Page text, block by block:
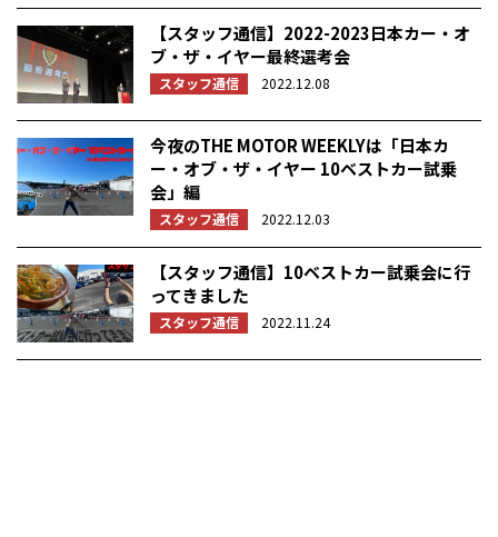
【スタッフ通信】2022-2023日本カー・オ
ブ・ザ・イヤー最終選考会
スタッフ通信 2022.12.08
今夜のTHE MOTOR WEEKLYは「日本カ
ー・オブ・ザ・イヤー 10ベストカー試乗
会」編
スタッフ通信 2022.12.03
【スタッフ通信】10ベストカー試乗会に行
ってきました
スタッフ通信 2022.11.24